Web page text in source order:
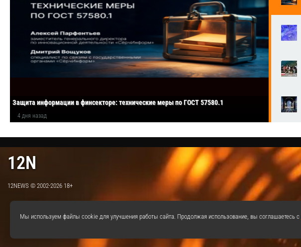
Защита информации в финсекторе: технические меры по ГОСТ 57580.1
4 дня назад
12N
12NEWS © 2002-2026 18+
Мы используем файлы cookie для улучшения работы сайта. Продолжая использование, вы соглашаетесь с